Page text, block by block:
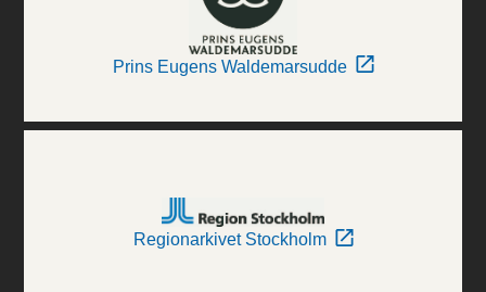
Prins Eugens Waldemarsudde
Regionarkivet Stockholm